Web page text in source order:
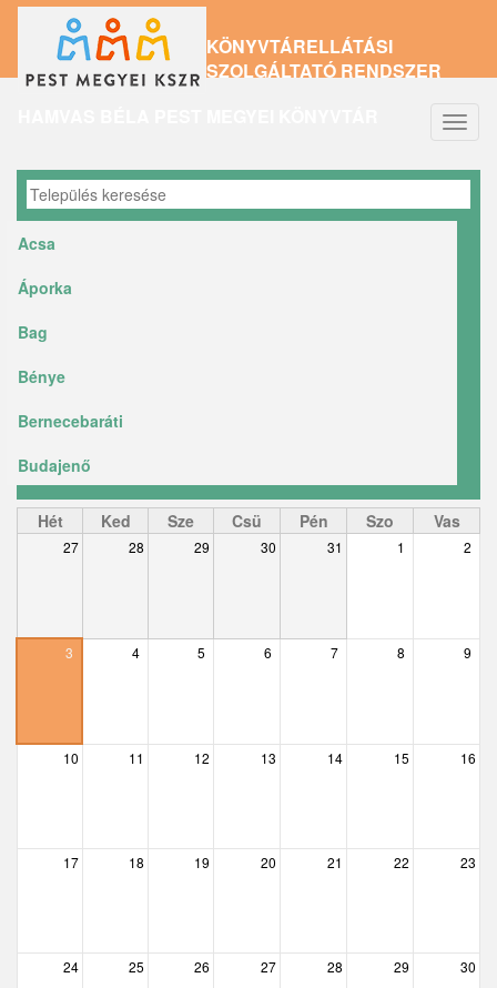
tartalomra
KÖNYVTÁRELLÁTÁSI
SZOLGÁLTATÓ RENDSZER
Acsa
Áporka
Bag
Bénye
Bernecebaráti
Budajenő
Ceglédbercel
Csemő
Csobánka
Délegyháza
Dunabogdány
Hét Ked Sze Csü Pén Szo Vas
27 28 29 30 31 1 2
3 4 5 6 7 8 9
10 11 12 13 14 15 16
17 18 19 20 21 22 23
24 25 26 27 28 29 30